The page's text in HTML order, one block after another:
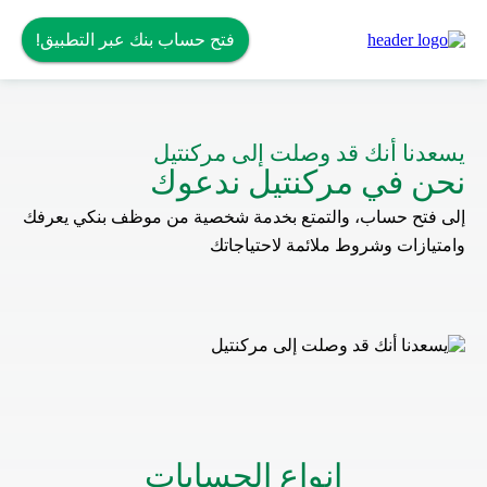
فتح حساب بنك عبر التطبيق!
يسعدنا أنك قد وصلت إلى مركنتيل
نحن في مركنتيل ندعوك
إلى فتح حساب، والتمتع بخدمة شخصية من موظف بنكي يعرفك
وامتيازات وشروط ملائمة لاحتياجاتك
انواع الحسابات